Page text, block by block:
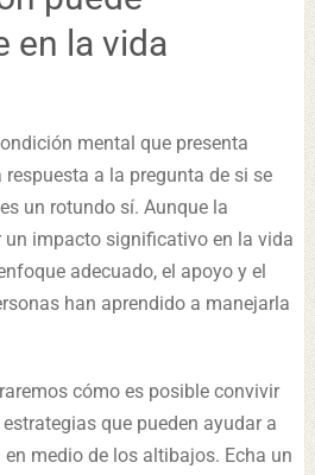
en la vida
mental que presenta
a la pregunta de si se
un rotundo sí. Aunque la
un impacto significativo en la vida
adecuado, el apoyo y el
han aprendido a manejarla
cómo es posible convivir
que pueden ayudar a
medio de los altibajos. Echa un